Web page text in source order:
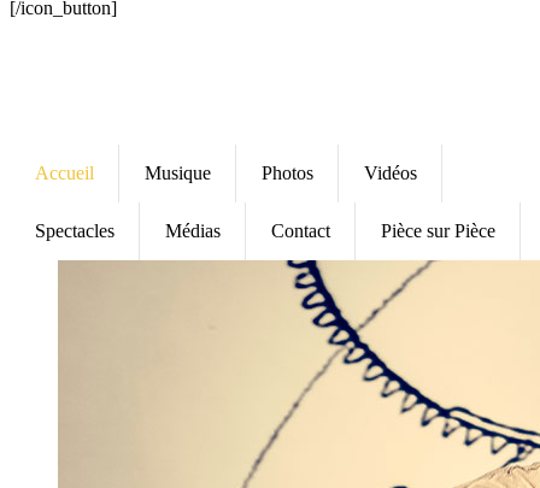
[/icon_button]
Accueil Musique Photos Vidéos
Spectacles Médias Contact Pièce sur Pièce